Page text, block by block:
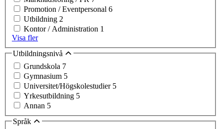
Promotion / Eventpersonal 6
Utbildning 2
Kontor / Administration 1
Visa fler
Utbildningsnivå
Grundskola 7
Gymnasium 5
Universitet/Högskolestudier 5
Yrkesutbildning 5
Annan 5
Språk